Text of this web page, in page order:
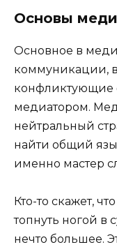
Основы
Основное в
коммуникации,
конфликтующие
медиатором.
нейтральный
найти общий
именно мастер
Кто-то скажет,
топнуть ногой в
нечто большее.